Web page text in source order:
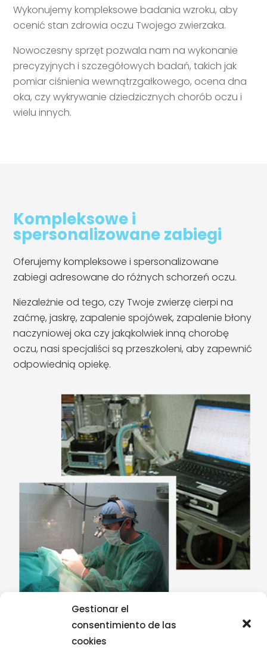
Gestionar el
consentimiento de las
cookies
Wykonujemy kompleksowe badania wzroku, aby
ocenić stan zdrowia oczu Twojego zwierzaka.
Nowoczesny sprzęt pozwala nam na wykonanie
precyzyjnych i szczegółowych badań, takich jak
pomiar ciśnienia wewnątrzgałkowego, ocena dna
oka, czy wykrywanie dziedzicznych chorób oczu i
wielu innych.
Kompleksowe i
spersonalizowane zabiegi
Oferujemy kompleksowe i spersonalizowane
zabiegi adresowane do różnych schorzeń oczu.
Niezależnie od tego, czy Twoje zwierzę cierpi na
zaćmę, jaskrę, zapalenie spojówek, zapalenie błony
naczyniowej oka czy jakąkolwiek inną chorobę
oczu, nasi specjaliści są przeszkoleni, aby zapewnić
odpowiednią opiekę.